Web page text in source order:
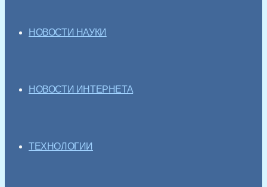
НОВОСТИ НАУКИ
НОВОСТИ ИНТЕРНЕТА
ТЕХНОЛОГИИ